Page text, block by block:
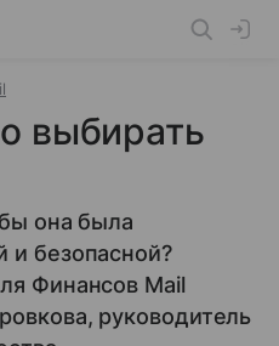
выбирать
она была
и безопасной?
Финансов Mail
руководитель